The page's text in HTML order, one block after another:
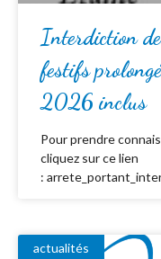
Interdiction
festifs
2026 inclus
Pour prendre
cliquez sur ce lien
:
actualités